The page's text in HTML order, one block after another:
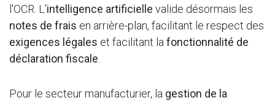
l'OCR. L'intelligence artificielle valide désormais les
notes de frais en arrière-plan, facilitant le respect des
exigences légales et facilitant lafonctionnalité de
déclaration fiscale.
Pour le secteur manufacturier, la gestion de la